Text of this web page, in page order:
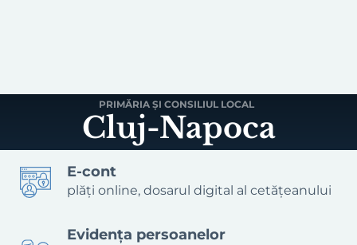
E-cont
plăți online, dosarul digital al cetățeanului
Evidența persoanelor
PRIMĂRIA ȘI CONSILIUL LOCAL
Cluj-Napoca